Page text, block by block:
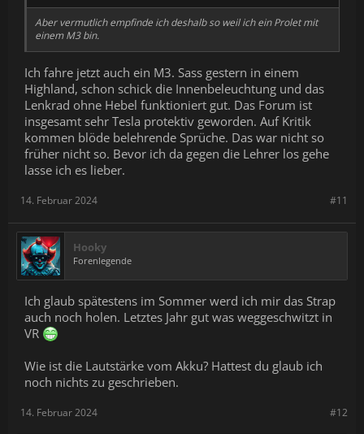
Aber vermutlich empfinde ich deshalb so weil ich ein Prolet mit
einem M3 bin.
Ich fahre jetzt auch ein M3. Sass gestern in einem
Highland, schon schick die Innenbeleuchtung und das
Lenkrad ohne Hebel funktioniert gut. Das Forum ist
insgesamt sehr Tesla protektiv geworden. Auf Kritik
kommen blöde belehrende Sprüche. Das war nicht so
früher nicht so. Bevor ich da gegen die Lehrer los gehe
lasse ich es lieber.
#11
14. Februar 2024
Hooky
Forenlegende
Ich glaub spätestens im Sommer werd ich mir das Strap
auch noch holen. Letztes Jahr gut was weggeschwitzt in
VR
Wie ist die Lautstärke vom Akku? Hattest du glaub ich
noch nichts zu geschrieben.
#12
14. Februar 2024